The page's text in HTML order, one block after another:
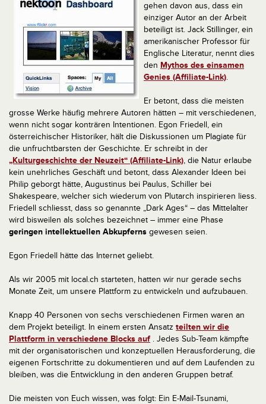
gehen davon aus, dass ein
einziger Autor an der Arbeit
beteiligt ist. Jack Stillinger, ein
amerikanischer Professor für
Englische Literatur, nennt dies
den Mythos des einsamen
Genies (Affiliate-Link).
Er betont, dass die meisten
grosse Werke häufig mehrere Autoren hätten – mit verschiedenen,
wenn nicht sogar konträren Intentionen. Egon Friedell, ein
österreichischer Historiker, hält die Diskussionen um Plagiate für
die unfruchtbarsten der Geschichte. Er schreibt in der
„Kulturgeschichte der Neuzeit“ (Affiliate-Link), die Natur erlaube
kein unehrliches Geschäft und betont, dass Alexander Ideen bei
Philip geborgt hätte, Augustinus bei Paulus, Schiller bei
Shakespeare, welcher sich wiederum von Plutarch inspirieren liess.
Friedell schliesst, dass so genannte „Dark Ages“ – das Mittelalter
wird bisweilen als solches bezeichnet – immer eine Phase
geringen intellektuellen Abkupferns gewesen seien.
Egon Friedell hätte das Internet geliebt.
Als wir 2005 mit local.ch starteten, hatten wir nur gerade sechs
Monate Zeit, um unsere Plattform zu entwickeln und aufzubauen.
Knapp 40 Personen von sechs verschiedenen Firmen waren an
dem Projekt beteiligt. In einem ersten Ansatz teilten wir die
Plattform in verschiedene Blocks auf . Jedes Sub-Team kämpfte
mit der organisatorischen und konzeptuellen Herausforderung, die
eigenen Fortschritte zu dokumentieren und auf dem Laufenden zu
bleiben, was die Entwicklung in den anderen Gruppen betraf.
Die meisten von Euch wissen, was folgt: Ein E-Mail-Tsunami,